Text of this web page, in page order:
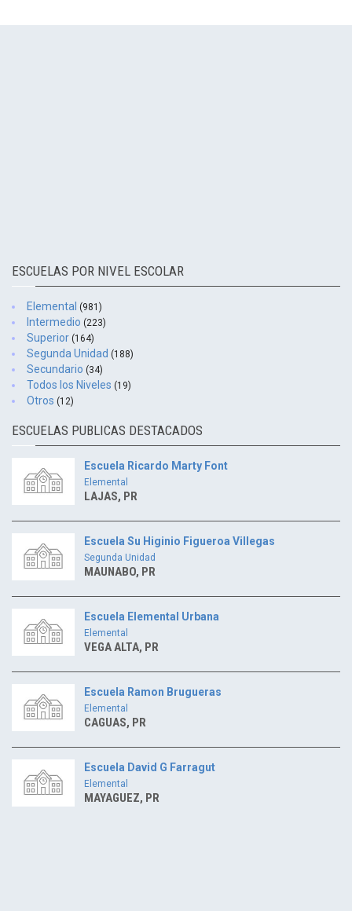
ESCUELAS POR NIVEL ESCOLAR
Elemental (981)
Intermedio (223)
Superior (164)
Segunda Unidad (188)
Secundario (34)
Todos los Niveles (19)
Otros (12)
ESCUELAS PUBLICAS DESTACADOS
Escuela Ricardo Marty Font
Elemental
LAJAS, PR
Escuela Su Higinio Figueroa Villegas
Segunda Unidad
MAUNABO, PR
Escuela Elemental Urbana
Elemental
VEGA ALTA, PR
Escuela Ramon Brugueras
Elemental
CAGUAS, PR
Escuela David G Farragut
Elemental
MAYAGUEZ, PR